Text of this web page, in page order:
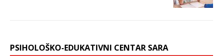
PSIHOLOŠKO-EDUKATIVNI CENTAR SARA